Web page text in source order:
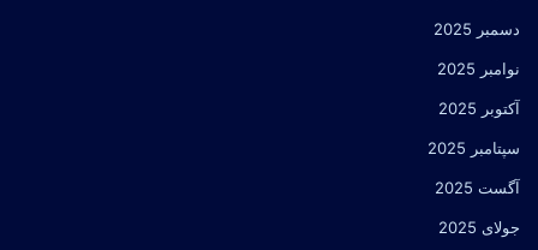
دسمبر 2025
نوامبر 2025
آکتوبر 2025
سپتامبر 2025
آگست 2025
جولای 2025